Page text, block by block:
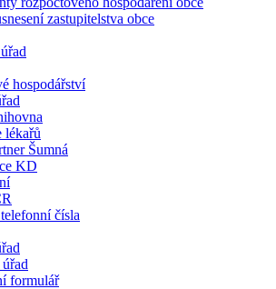
zastupitelstva obce
hospodářství
lékařů
Šumná
KD
čísla
formulář